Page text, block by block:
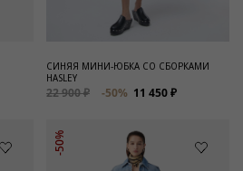
СИНЯЯ МИНИ-ЮБКА СО СБОРКАМИ
HASLEY
22 900 ₽ -50% 11 450 ₽
-50%